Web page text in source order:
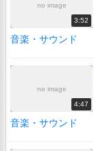
no image
3:52
音楽・サウンド
no image
4:47
音楽・サウンド